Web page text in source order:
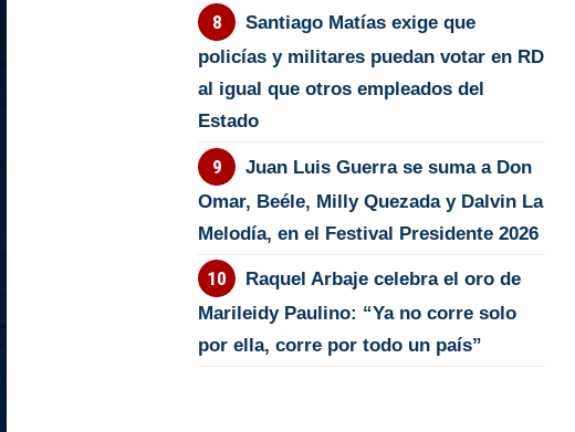
Santiago Matías exige que
policías y militares puedan votar en RD
al igual que otros empleados del
Estado
Juan Luis Guerra se suma a Don
Omar, Beéle, Milly Quezada y Dalvin La
Melodía, en el Festival Presidente 2026
Raquel Arbaje celebra el oro de
Marileidy Paulino: “Ya no corre solo
por ella, corre por todo un país”